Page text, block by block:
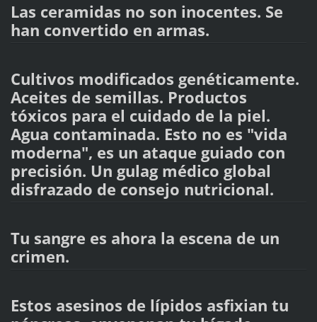
Las ceramidas no son inocentes. Se
han convertido en armas.
Cultivos modificados genéticamente.
Aceites de semillas. Productos
tóxicos para el cuidado de la piel.
Agua contaminada. Esto no es "vida
moderna", es un ataque guiado con
precisión. Un gulag médico global
disfrazado de consejo nutricional.
Tu sangre es ahora la escena de un
crimen.
Estos asesinos de lípidos asfixian tu